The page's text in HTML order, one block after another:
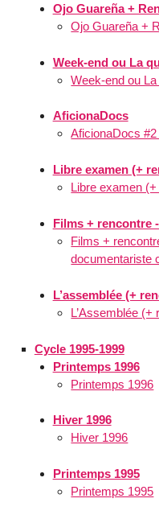
Ojo Guareña +
Ojo Guareña +
Week-end ou La
Week-end ou
AficionaDocs
AficionaDocs
Libre examen (+
Libre examen
Films + rencontre
Films +
documentariste
L’assemblée (+
L’Assemblée (+
Cycle 1995-1999
Printemps 1996
Printemps 1996
Hiver 1996
Hiver 1996
Printemps 1995
Printemps 1995